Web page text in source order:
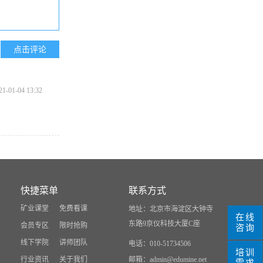
01-04 13:32
快捷菜单
矿业课堂 免费看课
会员专区 限时抢购
线下学院 讲师团队
行业资讯 关于我们
联系方式
地址：北京市海淀区大钟寺
东路9京仪科技大厦C座
电话：010-51734506
邮箱：admin@edumine.net
在线
咨询
培训